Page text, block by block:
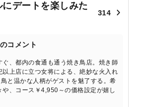
にデートを楽しみた
314
コメント
ぐ、都内の食通も通う焼き鳥店。焼き師
以上店に立つ女将による、絶妙な火入れ
鳥と温かな人柄がゲストを魅了する。希
や、コース￥4,950～の価格設定が嬉し